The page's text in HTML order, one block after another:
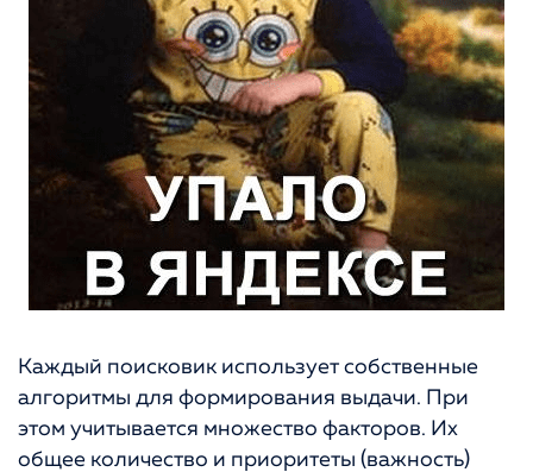
Каждый поисковик использует собственные
алгоритмы для формирования выдачи. При
этом учитывается множество факторов. Их
общее количество и приоритеты (важность)